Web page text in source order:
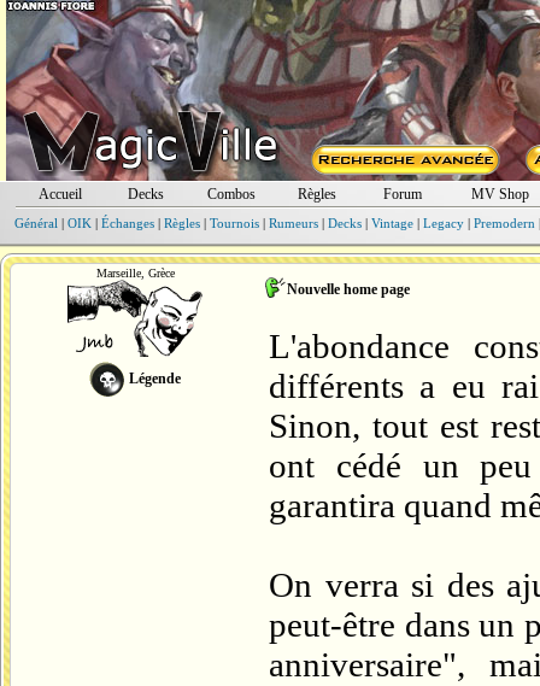
Accueil Decks Combos Règles Forum MV Shop
Général | OIK | Échanges| Règles| Tournois| Rumeurs| Decks| Vintage| Legacy| Premodern
Marseille, Grèce
Légende
Nouvelle home page
L'abondance
différents a eu
Sinon, tout est
ont cédé un
garantira quand
On verra si des
peut-être dans un
anniversaire",